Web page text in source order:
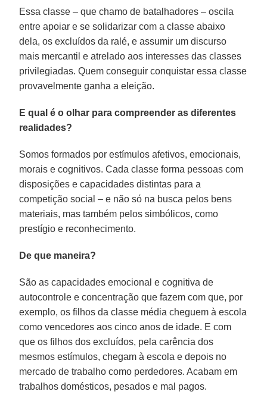
Essa classe – que chamo de batalhadores – oscila
entre apoiar e se solidarizar com a classe abaixo
dela, os excluídos da ralé, e assumir um discurso
mais mercantil e atrelado aos interesses das classes
privilegiadas. Quem conseguir conquistar essa classe
provavelmente ganha a eleição.
E qual é o olhar para compreender as diferentes
realidades?
Somos formados por estímulos afetivos, emocionais,
morais e cognitivos. Cada classe forma pessoas com
disposições e capacidades distintas para a
competição social – e não só na busca pelos bens
materiais, mas também pelos simbólicos, como
prestígio e reconhecimento.
De que maneira?
São as capacidades emocional e cognitiva de
autocontrole e concentração que fazem com que, por
exemplo, os filhos da classe média cheguem à escola
como vencedores aos cinco anos de idade. E com
que os filhos dos excluídos, pela carência dos
mesmos estímulos, chegam à escola e depois no
mercado de trabalho como perdedores. Acabam em
trabalhos domésticos, pesados e mal pagos.